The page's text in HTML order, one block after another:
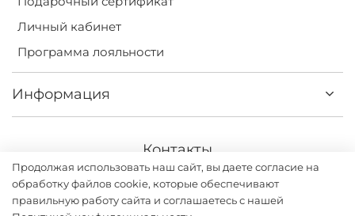
Личный кабинет
Программа лояльности
Информация
Контакты
+7(499) 113-31-75
Продолжая использовать наш сайт, вы даете согласие на
обработку файлов cookie, которые обеспечивают
правильную работу сайта и соглашаетесь с нашей